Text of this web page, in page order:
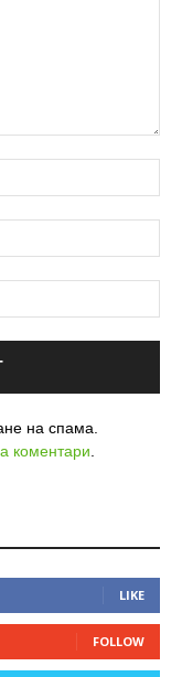
на спама.
коментари
LIKE
FOLLOW